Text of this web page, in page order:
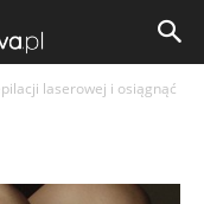
laserowej i osiągnąć